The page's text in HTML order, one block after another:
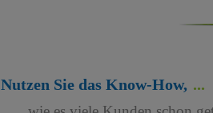
Nutzen Sie das Know-How,